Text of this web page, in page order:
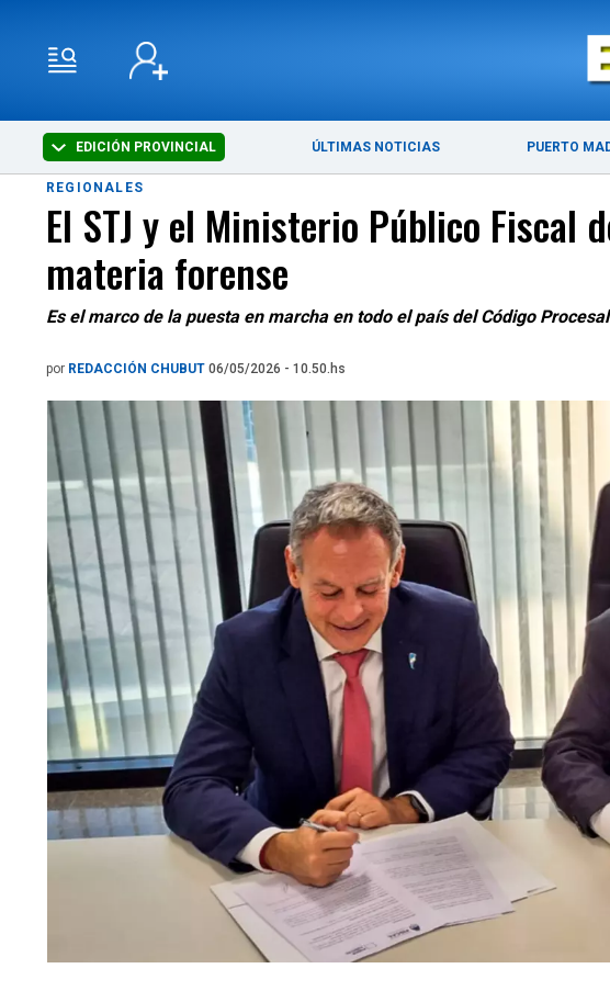
EDICIÓN PROVINCIAL ÚLTIMAS NOTICIAS PUERTO
REGIONALES
El STJ y el Ministerio Público Fiscal
materia forense
Es el marco de la puesta en marcha en todo el país del Código
por REDACCIÓN CHUBUT 06/05/2026 - 10.50.hs